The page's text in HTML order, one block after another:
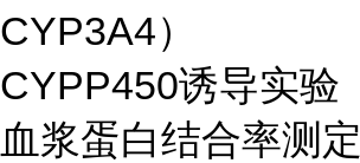
CYP3A4）
CYPP450诱导实验
血浆蛋白结合率测定